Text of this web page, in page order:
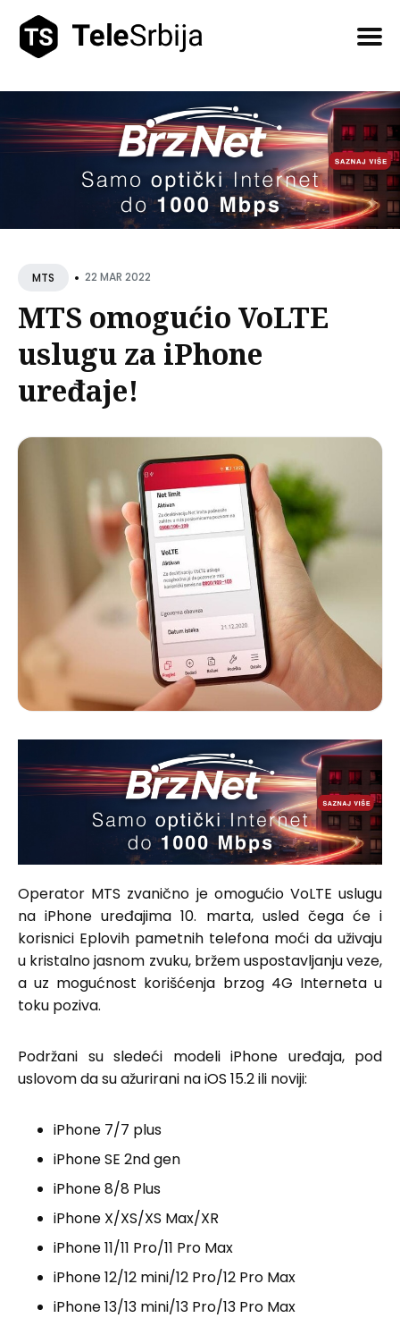
MTS • 22 MAR 2022
MTS omogućio VoLTE
uslugu za iPhone
uređaje!
Operator MTS zvanično je omogućio VoLTE uslugu
na iPhone uređajima 10. marta, usled čega će i
korisnici Eplovih pametnih telefona moći da uživaju
u kristalno jasnom zvuku, bržem uspostavljanju veze,
a uz mogućnost korišćenja brzog 4G Interneta u
toku poziva.
Podržani su sledeći modeli iPhone uređaja, pod
uslovom da su ažurirani na iOS 15.2 ili noviji:
iPhone 7/7 plus
iPhone SE 2nd gen
iPhone 8/8 Plus
iPhone X/XS/XS Max/XR
iPhone 11/11 Pro/11 Pro Max
iPhone 12/12 mini/12 Pro/12 Pro Max
iPhone 13/13 mini/13 Pro/13 Pro Max